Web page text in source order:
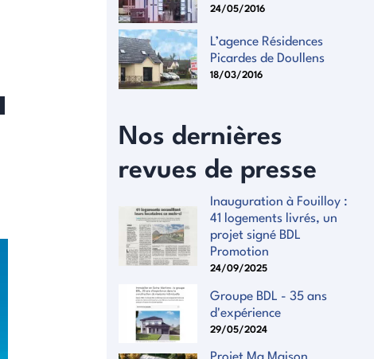
24/05/2016
L’agence Résidences
Picardes de Doullens
18/03/2016
Nos dernières
revues de presse
Inauguration à Fouilloy :
41 logements livrés, un
projet signé BDL
Promotion
24/09/2025
Groupe BDL - 35 ans
d'expérience
29/05/2024